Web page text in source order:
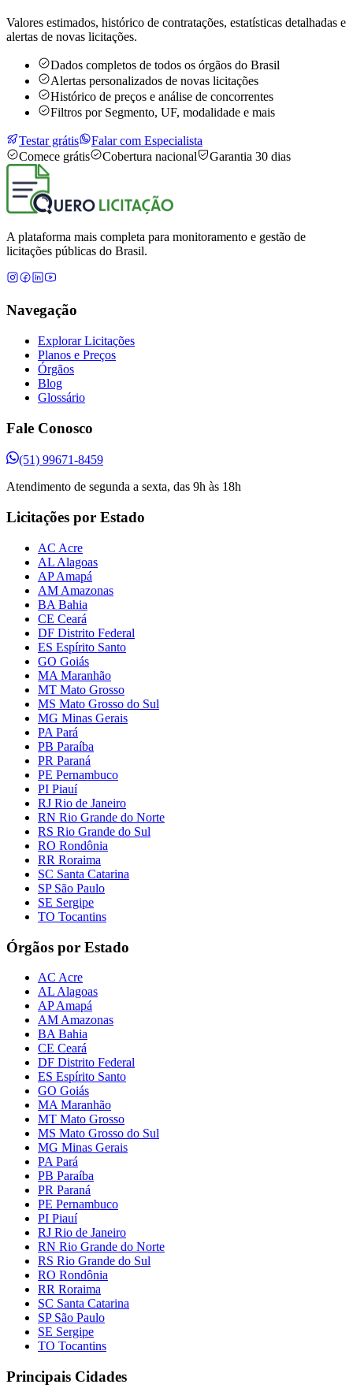
Valores estimados, histórico de contratações, estatísticas detalhadas e
alertas de novas licitações.
Dados completos de todos os órgãos do Brasil
Alertas personalizados de novas licitações
Histórico de preços e análise de concorrentes
Filtros por Segmento, UF, modalidade e mais
Testar grátis
Falar com Especialista
Comece grátis
Cobertura nacional Garantia 30 dias
A plataforma mais completa para monitoramento e gestão de
licitações públicas do Brasil.
Navegação
Explorar Licitações
Planos e Preços
Órgãos
Blog
Glossário
Fale Conosco
(51) 99671-8459
Atendimento de segunda a sexta, das 9h às 18h
Licitações por Estado
AC Acre
AL Alagoas
AP Amapá
AM Amazonas
BA Bahia
CE Ceará
DF Distrito Federal
ES Espírito Santo
GO Goiás
MA Maranhão
MT Mato Grosso
MS Mato Grosso do Sul
MG Minas Gerais
PA Pará
PB Paraíba
PR Paraná
PE Pernambuco
PI Piauí
RJ Rio de Janeiro
RN Rio Grande do Norte
RS Rio Grande do Sul
RO Rondônia
RR Roraima
SC Santa Catarina
SP São Paulo
SE Sergipe
TO Tocantins
Órgãos por Estado
AC Acre
AL Alagoas
AP Amapá
AM Amazonas
BA Bahia
CE Ceará
DF Distrito Federal
ES Espírito Santo
GO Goiás
MA Maranhão
MT Mato Grosso
MS Mato Grosso do Sul
MG Minas Gerais
PA Pará
PB Paraíba
PR Paraná
PE Pernambuco
PI Piauí
RJ Rio de Janeiro
RN Rio Grande do Norte
RS Rio Grande do Sul
RO Rondônia
RR Roraima
SC Santa Catarina
SP São Paulo
SE Sergipe
TO Tocantins
Principais Cidades